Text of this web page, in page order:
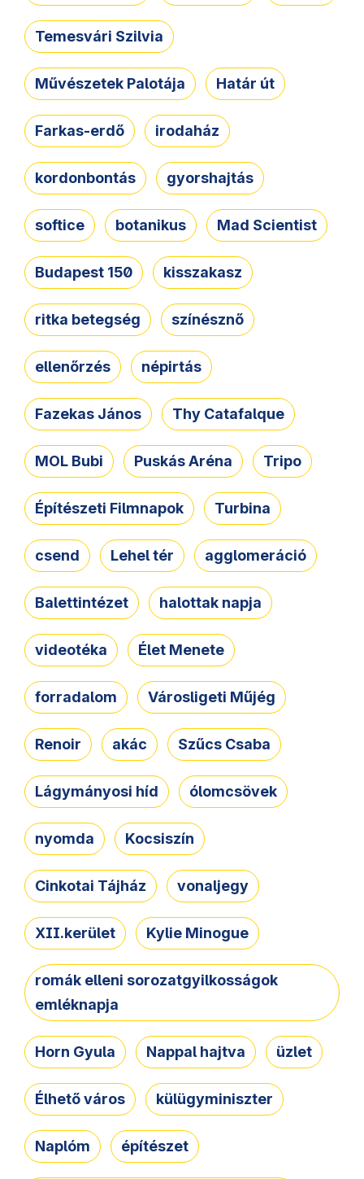
Temesvári Szilvia
Művészetek Palotája Határ út
Farkas-erdő irodaház
kordonbontás gyorshajtás
softice botanikus Mad Scientist
Budapest 150 kisszakasz
ritka betegség színésznő
ellenőrzés népirtás
Fazekas János Thy Catafalque
MOL Bubi Puskás Aréna Tripo
Építészeti Filmnapok Turbina
csend Lehel tér agglomeráció
Balettintézet halottak napja
videotéka Élet Menete
forradalom Városligeti Műjég
Renoir akác Szűcs Csaba
Lágymányosi híd ólomcsövek
nyomda Kocsiszín
Cinkotai Tájház vonaljegy
XII.kerület Kylie Minogue
romák elleni sorozatgyilkosságok
emléknapja
Horn Gyula Nappal hajtva üzlet
Élhető város külügyminiszter
Naplóm építészet